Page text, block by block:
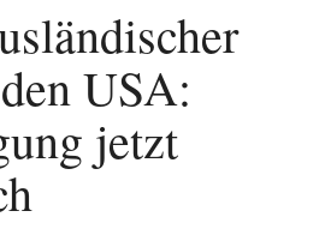
USA:
jetzt